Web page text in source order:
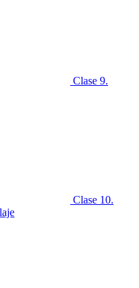
Clase 9.
Clase 10.